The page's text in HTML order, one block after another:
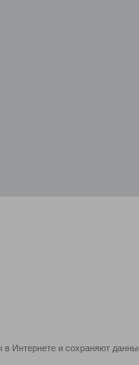
Интернете и сохраняют